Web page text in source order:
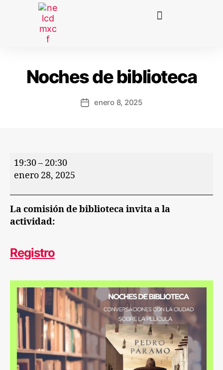
Noches de biblioteca
enero 8, 2025
19:30– 20:30
enero 28, 2025
La comisión de biblioteca invita a la
actividad:
Registro